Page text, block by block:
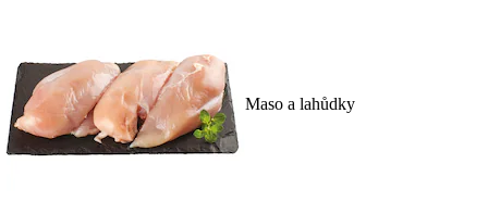
Maso a lahůdky